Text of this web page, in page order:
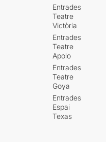
Entrades
Teatre
Victòria
Entrades
Teatre
Apolo
Entrades
Teatre
Goya
Entrades
Espai
Texas